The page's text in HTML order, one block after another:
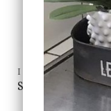
I am Interior
Skyltar 4-mix,